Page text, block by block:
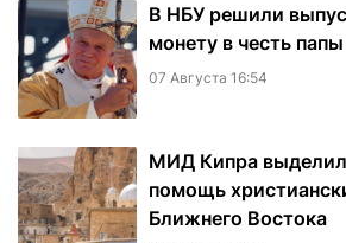
В НБУ решили
монету в честь
07 Августа 16:54
МИД Кипра выделил
помощь
Ближнего Востока